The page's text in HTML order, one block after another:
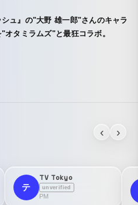
ュ』の"大野 雄一郎"さんのキャラ
タミラムズ"と最狂コラボ。
‹ ›
テ
TV Tokyo
unverified
PM